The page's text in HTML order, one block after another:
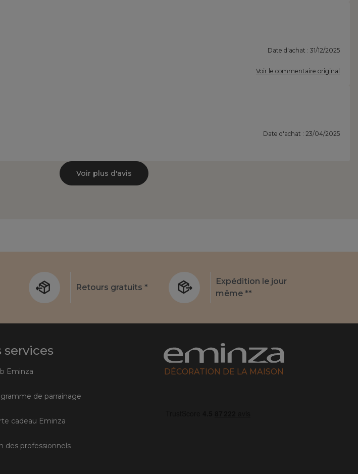
Date d'achat : 31/12/2025
Voir le commentaire original
Date d'achat : 23/04/2025
Voir plus d'avis
Retours gratuits *
Expédition le jour
même **
services
Eminza
de parrainage
cadeau Eminza
des professionnels
DÉCORATION DE LA MAISON